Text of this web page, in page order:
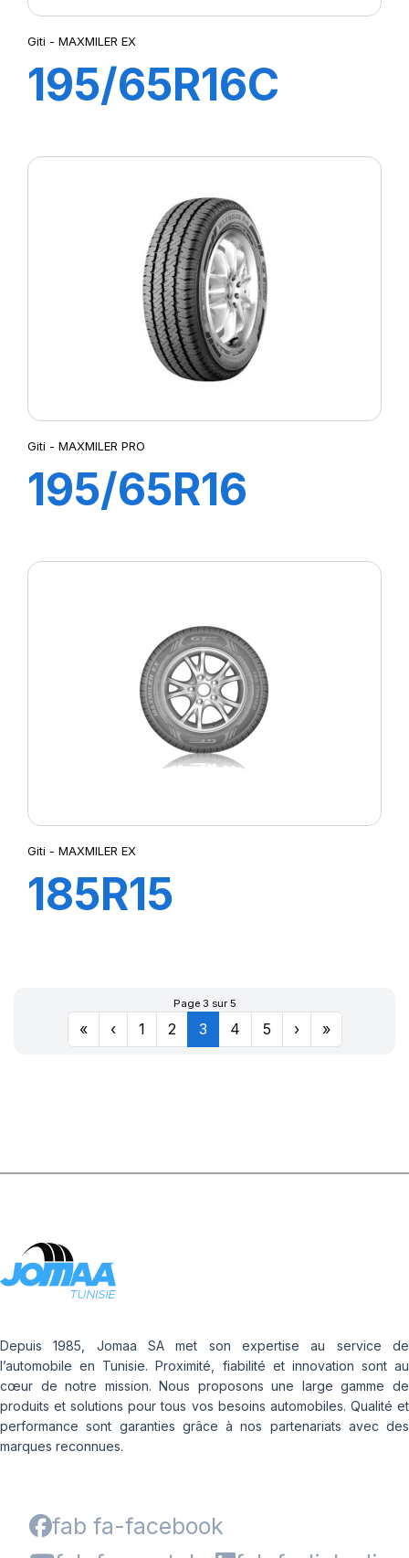
Giti - MAXMILER EX
195/65R16C
MAXMILER EX
Giti - MAXMILER PRO
195/65R16
Giti - MAXMILER EX
185R15
MAXMILER-X
Page 3 sur 5
« ‹ 1 2 3 4 5 › »
Depuis 1985, Jomaa SA met son expertise au service de
l’automobile en Tunisie. Proximité, fiabilité et innovation sont au
cœur de notre mission. Nous proposons une large gamme de
produits et solutions pour tous vos besoins automobiles. Qualité et
performance sont garanties grâce à nos partenariats avec des
marques reconnues.
fab fa-facebook